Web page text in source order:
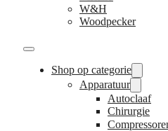
W&H
Woodpecker
Shop op categorie
Apparatuur
Autoclaaf
Chirurgie